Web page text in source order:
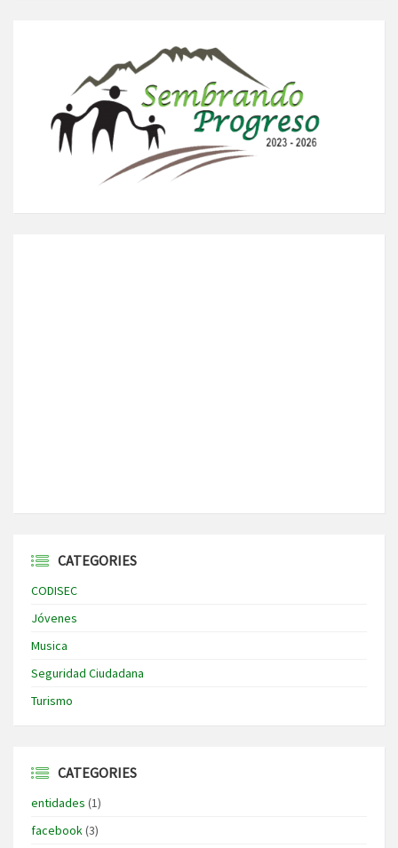
CATEGORIES
CODISEC
Jóvenes
Musica
Seguridad Ciudadana
Turismo
CATEGORIES
entidades (1)
facebook(3)